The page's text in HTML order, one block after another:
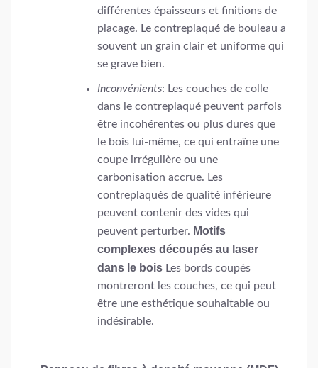
différentes épaisseurs et finitions de
placage. Le contreplaqué de bouleau a
souvent un grain clair et uniforme qui
se grave bien.
Inconvénients: Les couches de colle
dans le contreplaqué peuvent parfois
être incohérentes ou plus dures que
le bois lui-même, ce qui entraîne une
coupe irrégulière ou une
carbonisation accrue. Les
contreplaqués de qualité inférieure
peuvent contenir des vides qui
peuvent perturber. Motifs
complexes découpés au laser
dans le boisLes bords coupés
montreront les couches, ce qui peut
être une esthétique souhaitable ou
indésirable.